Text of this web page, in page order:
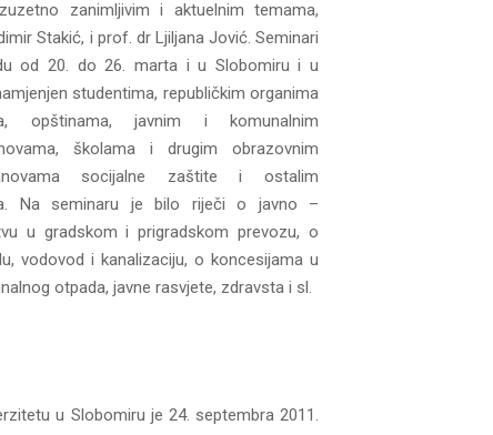
zanimljivim i aktuelnim temama,
Stakić, i prof. dr Ljiljana Jović. Seminari
od 20. do 26. marta i u Slobomiru i u
studentima, republičkim organima
opštinama, javnim i komunalnim
školama i drugim obrazovnim
socijalne zaštite i ostalim
Na seminaru je bilo riječi o javno –
u gradskom i prigradskom prevozu, o
vodovod i kanalizaciju, o koncesijama u
otpada, javne rasvjete, zdravsta i sl.
u Slobomiru je 24. septembra 2011.